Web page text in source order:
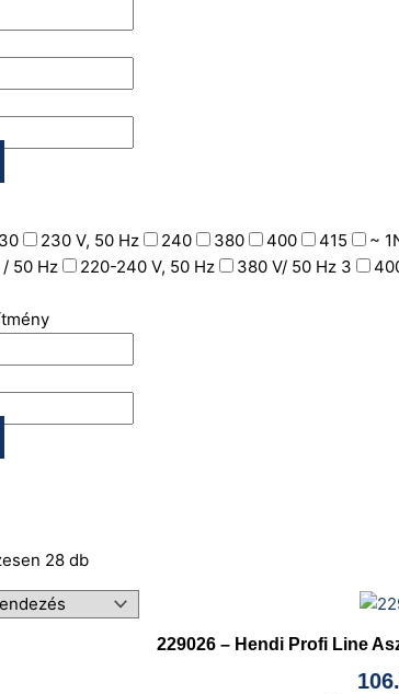
230 V, 50 Hz 240 380 400 415 ~
50 Hz 220-240 V, 50 Hz 380 V/ 50 Hz 3
28 db
229026 – Hendi Profi Line